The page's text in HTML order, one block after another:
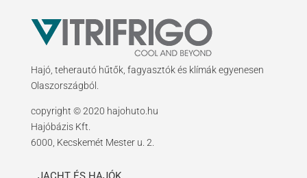
Hajó, teherautó hűtők, fagyasztók és klímák egyenesen
Olaszországból.
copyright © 2020 hajohuto.hu
Hajóbázis Kft.
6000, Kecskemét Mester u. 2.